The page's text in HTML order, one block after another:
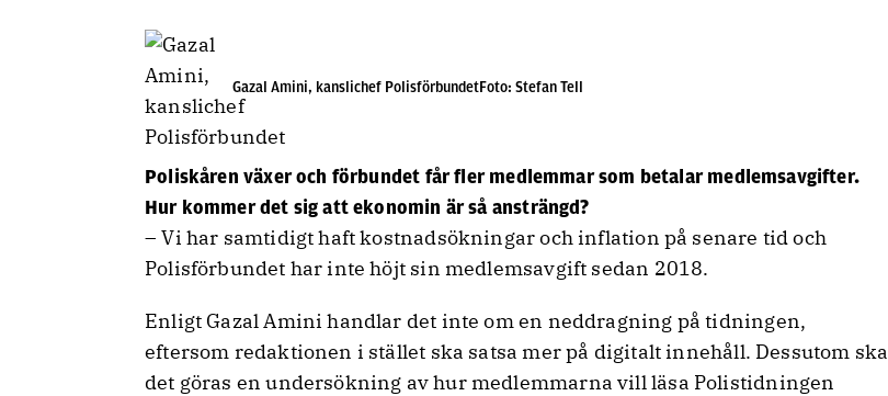
Gazal Amini, kanslichef PolisförbundetFoto: Stefan Tell
Poliskåren växer och förbundet får fler medlemmar som betalar medlemsavgifter.
Hur kommer det sig att ekonomin är så ansträngd?
– Vi har samtidigt haft kostnadsökningar och inflation på senare tid och
Polisförbundet har inte höjt sin medlemsavgift sedan 2018.
Enligt Gazal Amini handlar det inte om en neddragning på tidningen,
eftersom redaktionen i stället ska satsa mer på digitalt innehåll. Dessutom ska
det göras en undersökning av hur medlemmarna vill läsa Polistidningen